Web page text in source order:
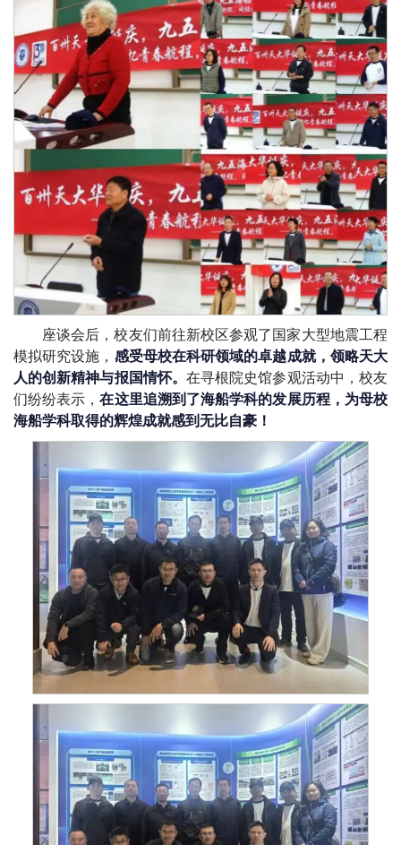
座谈会后，校友们前往新校区参观了国家大型地震工程
模拟研究设施， 感受母校在科研领域的卓越成就，领略天大
人的创新精神与报国情怀。 在寻根院史馆参观活动中，校友
们纷纷表示，在这里追溯到了海船学科的发展历程，为母校
海船学科取得的辉煌成就感到无比自豪！